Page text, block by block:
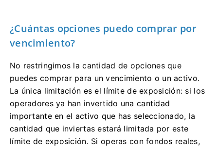
¿Cuántas opciones puedo comprar por
vencimiento?
No restringimos la cantidad de opciones que
puedes comprar para un vencimiento o un activo.
La única limitación es el límite de exposición: si los
operadores ya han invertido una cantidad
importante en el activo que has seleccionado, la
cantidad que inviertas estará limitada por este
límite de exposición. Si operas con fondos reales,